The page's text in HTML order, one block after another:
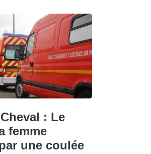
: Le
femme
une coulée